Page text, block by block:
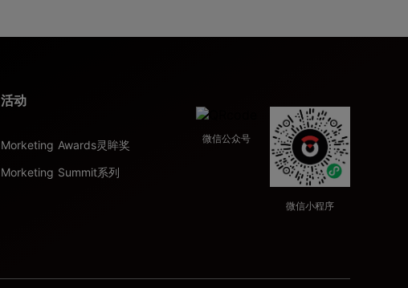
活动
Morketing Awards灵眸奖
Morketing Summit系列
微信公众号
微信小程序